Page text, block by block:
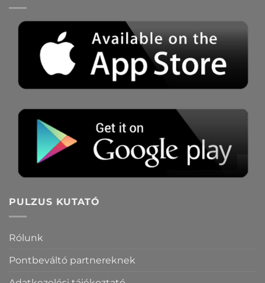
PULZUS KUTATÓ
Rólunk
Pontbeváltó partnereknek